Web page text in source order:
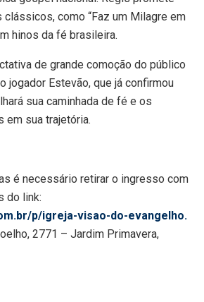
como “Faz um Milagre em
hinos da fé brasileira.
de grande comoção do público
jogador Estevão, que já confirmou
sua caminhada de fé e os
em sua trajetória.
é necessário retirar o ingresso com
do link:
p/igreja-visao-do-evangelho.
2771 – Jardim Primavera,